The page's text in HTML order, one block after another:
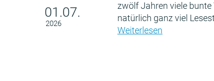
01.07.
2026
zwölf Jahren viele
natürlich ganz viel
Weiterlesen